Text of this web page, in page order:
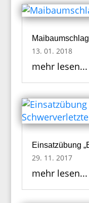
13. 01. 2018
mehr lesen...
Einsatzübung
29. 11. 2017
mehr lesen...